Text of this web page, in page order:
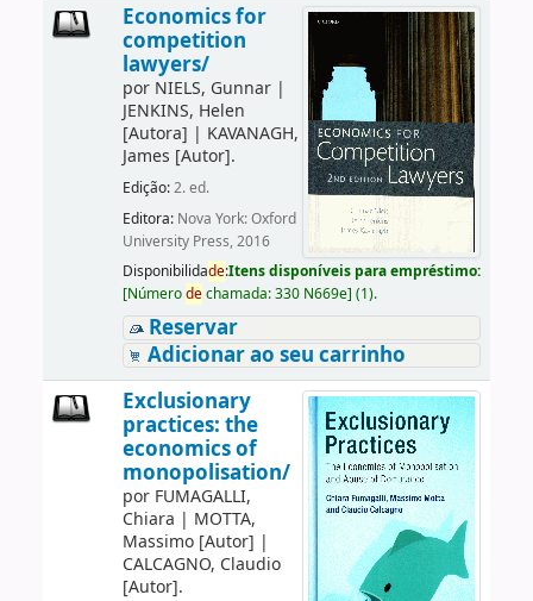
Economics for
competition
lawyers/
por NIELS, Gunnar|
JENKINS, Helen
[Autora] | KAVANAGH,
James [Autor].
Edição:2. ed.
Editora: Nova York: Oxford
University Press, 2016
Disponibilidade:Itens disponíveis para empréstimo:
[Númerodechamada:330 N669e] (1).
Reservar
Adicionar ao seu carrinho
Exclusionary
practices: the
economics of
monopolisation/
por FUMAGALLI,
Chiara | MOTTA,
Massimo[Autor] |
CALCAGNO, Claudio
[Autor].